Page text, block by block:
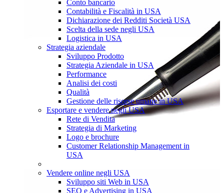
Conto bancario
Contabilità e Fiscalità in USA
Dichiarazione dei Redditi Società USA
Scelta della sede negli USA
Logistica in USA
Strategia aziendale
Sviluppo Prodotto
Strategia Aziendale in USA
Performance
Analisi dei costi
Qualità
Gestione delle risorse umane in USA
Esportare e vendere negli USA
Rete di Vendita
Strategia di Marketing
Logo e brochure
Customer Relationship Management in
USA
Vendere online negli USA
Sviluppo siti Web in USA
SEO e Advertising in USA